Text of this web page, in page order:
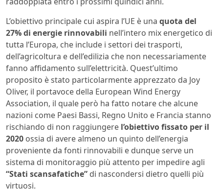
L’obiettivo principale cui aspira l’UE è una quota del
27% di energie rinnovabili nell’intero mix energetico di
tutta l’Europa, che include i settori dei trasporti,
dell’agricoltura e dell’edilizia che non necessariamente
fanno affidamento sull’elettricità. Quest’ultimo
proposito è stato particolarmente apprezzato da Joy
Oliver, il portavoce della European Wind Energy
Association, il quale però ha fatto notare che alcune
nazioni come Paesi Bassi, Regno Unito e Francia stanno
rischiando di non raggiungere l’obiettivo fissato per il
2020 ossia di avere almeno un quinto dell’energia
proveniente da fonti rinnovabili e dunque serve un
sistema di monitoraggio più attento per impedire agli
“Stati scansafatiche” di nascondersi dietro quelli più
virtuosi.